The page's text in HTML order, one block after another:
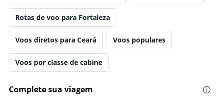
Rotas de voo para Fortaleza
Voos diretos para Ceará Voos populares
Voos por classe de cabine
Complete sua viagem